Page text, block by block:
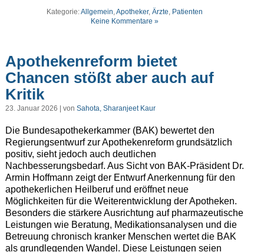
Kategorie:Allgemein,Apotheker,Ärzte, Patienten
Keine Kommentare »
Apothekenreform bietet
Chancen stößt aber auch auf
Kritik
23. Januar 2026 | von Sahota, Sharanjeet Kaur
Die Bundesapothekerkammer (BAK) bewertet den
Regierungsentwurf zur Apothekenreform grundsätzlich
positiv, sieht jedoch auch deutlichen
Nachbesserungsbedarf. Aus Sicht von BAK-Präsident Dr.
Armin Hoffmann zeigt der Entwurf Anerkennung für den
apothekerlichen Heilberuf und eröffnet neue
Möglichkeiten für die Weiterentwicklung der Apotheken.
Besonders die stärkere Ausrichtung auf pharmazeutische
Leistungen wie Beratung, Medikationsanalysen und die
Betreuung chronisch kranker Menschen wertet die BAK
als grundlegenden Wandel. Diese Leistungen seien